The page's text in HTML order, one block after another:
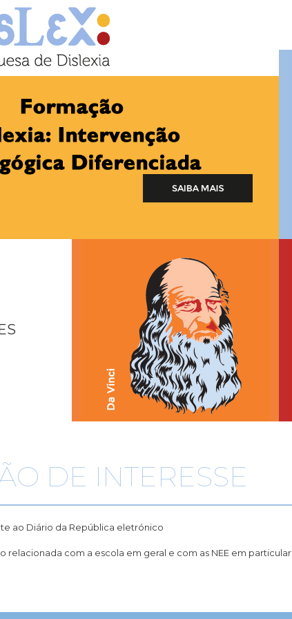
DE INTERESSE
ao Diário da República eletrónico
relacionada com a escola em geral e com as NEE em particular